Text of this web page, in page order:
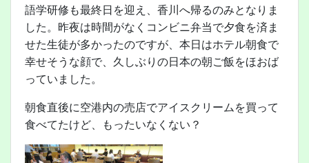
語学研修も最終日を迎え、香川へ帰るのみとなりま
した。昨夜は時間がなくコンビニ弁当で夕食を済ま
せた生徒が多かったのですが、本日はホテル朝食で
幸せそうな顔で、久しぶりの日本の朝ご飯をほおば
っていました。
朝食直後に空港内の売店でアイスクリームを買って
食べてたけど、もったいなくない？